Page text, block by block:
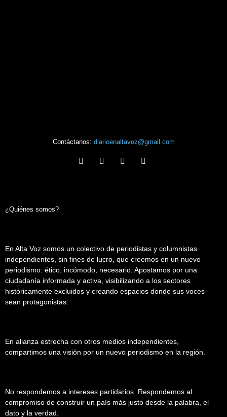
Contáctanos: diarioenaltavoz@gmail.com
¿Quiénes somos?
En Alta Voz somos un colectivo de periodistas y columnistas
independientes, sin fines de lucro, que creemos en un nuevo
periodismo: ético, incómodo, necesario. Apostamos por una
ciudadanía informada y activa, visibilizando a los sectores
históricamente excluidos y creando espacios donde sus voces
sean protagonistas.
En alianza estrecha con otros medios independientes,
compartimos una visión por un nuevo periodismo en la región.
No respondemos a intereses partidarios. Respondemos al
compromiso de construir un país más justo desde la palabra, el
dato y la verdad.